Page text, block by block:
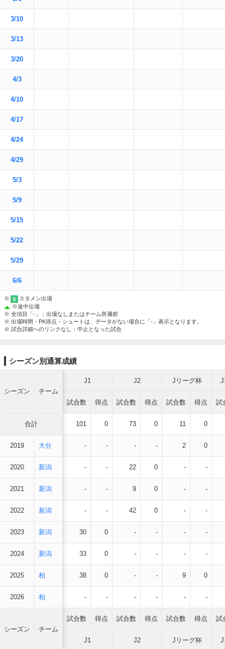
3/10
3/13
3/20
4/3
4/10
4/17
4/24
4/29
5/3
5/9
5/15
5/22
5/29
6/6
※ S
スタメン出場
※途中出場
※ 全項目「-」：出場なしまたはチーム所属前
※ 出場時間・PK得点・シュートは、データがない場合に「-」表示となります。
※ 試合詳細へのリンクなし：中止となった試合
シーズン別通算成績
シーズン チーム
J1 J2 Jリーグ杯
試合数 得点 試合数 得点 試合数 得点 試
合計 101 0 73 0 11 0
2019 大分 - - - - 2 0
2020 新潟 - - 22 0 - -
2021 新潟 - - 9 0 - -
2022 新潟 - - 42 0 - -
2023 新潟 30 0 - - - -
2024 新潟 33 0 - - - -
2025 柏 38 0 - - 9 0
2026 柏 - - - - - -
シーズン チーム
試合数 得点 試合数 得点 試合数 得点 試
J1 J2 Jリーグ杯